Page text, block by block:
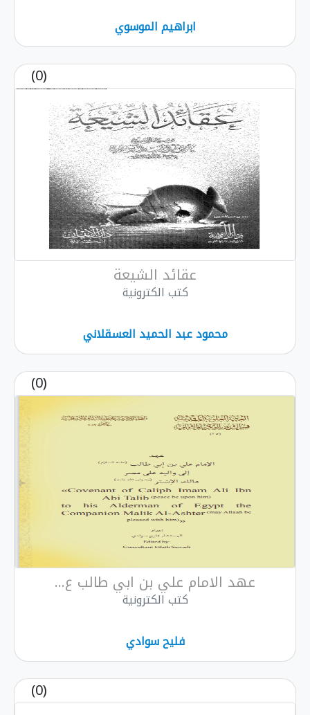
ابراهيم الموسوي
(0)
عقائد الشيعة
كتب الكترونية
محمود عبد الحميد العسقلاني
(0)
عهد الامام علي بن ابي طالب ع...
كتب الكترونية
فليح سوادي
(0)